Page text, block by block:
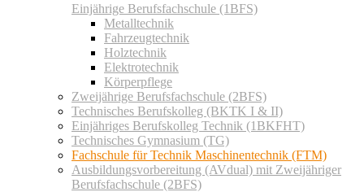
Einjährige Berufsfachschule (1BFS)
Metalltechnik
Fahrzeugtechnik
Holztechnik
Elektrotechnik
Körperpflege
Zweijährige Berufsfachschule (2BFS)
Technisches Berufskolleg (BKTK I & II)
Einjähriges Berufskolleg Technik (1BKFHT)
Technisches Gymnasium (TG)
Fachschule für Technik Maschinentechnik (FTM)
Ausbildungsvorbereitung (AVdual) mit Zweijähriger
Berufsfachschule (2BFS)